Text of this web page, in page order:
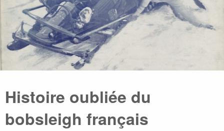
Histoire oubliée du
bobsleigh français